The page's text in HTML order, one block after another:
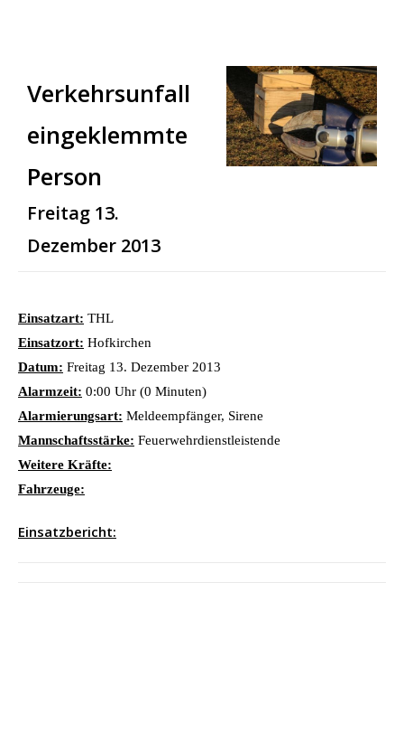
Verkehrsunfall
eingeklemmte
Person
Freitag 13.
Dezember 2013
Einsatzart: THL
Einsatzort: Hofkirchen
Datum: Freitag 13. Dezember 2013
Alarmzeit: 0:00 Uhr (0 Minuten)
Alarmierungsart: Meldeempfänger, Sirene
Mannschaftsstärke: Feuerwehrdienstleistende
Weitere Kräfte:
Fahrzeuge:
Einsatzbericht: